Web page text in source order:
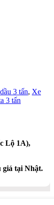
3 tấn, Xe
3 tấn
Lộ 1A),
giá tại Nhật.